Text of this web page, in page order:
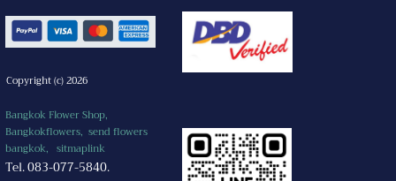
Copyright (c) 2026
Bangkok Flower Shop,
Bangkokflowers, send flowers
bangkok, sitmaplink
Tel. 083-077-5840.